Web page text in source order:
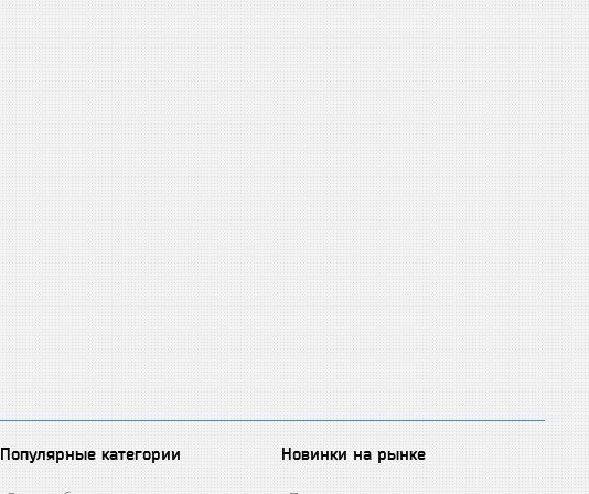
Популярные категории Новинки на рынке